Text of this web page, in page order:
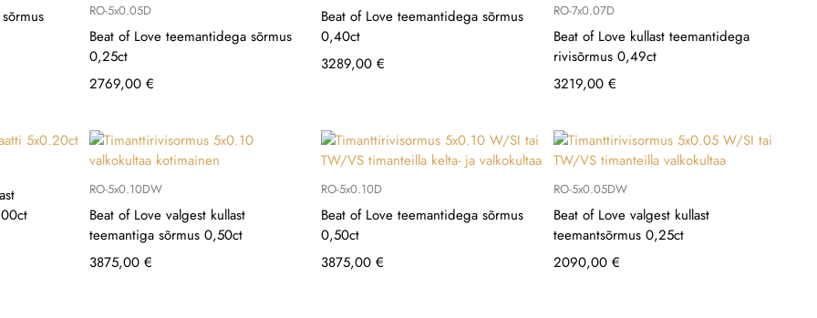
RO-5x0.05D
Beat of Love teemantidega sõrmus
0,25ct
2769,00 €
Beat of Love teemantidega sõrmus
0,40ct
3289,00€
RO-7x0.07D
Beat of Love kullast teemantidega
rivisõrmus 0,49ct
3219,00 €
RO-5x0.10DW
Beat of Love valgest kullast
teemantiga sõrmus 0,50ct
3875,00 €
RO-5x0.10D
Beat of Love teemantidega sõrmus
0,50ct
3875,00€
RO-5x0.05DW
Beat of Love valgest kullast
teemantsõrmus 0,25ct
2090,00 €